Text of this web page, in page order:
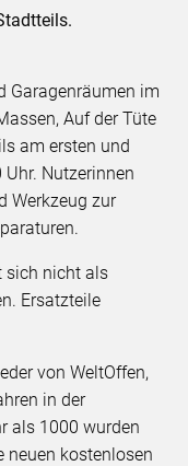
Garagenräumen im
Auf der Tüte
am ersten und
Nutzerinnen
Werkzeug zur
sich nicht als
Ersatzteile
von WeltOffen,
in der
als 1000 wurden
neuen kostenlosen